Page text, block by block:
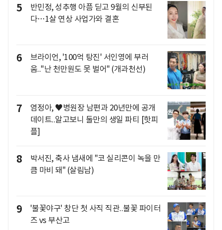
5
반민정, 성추행 아픔 딛고 9월의 신부된
다…1살 연상 사업가와 결혼
6
브라이언, '100억 탕진' 서인영에 부러
움.."난 천만원도 못 벌어" (개과천선)
7
염정아, ♥병원장 남편과 20년만에 공개
데이트..알고보니 둘만의 생일 파티 [핫피
플]
8
박서진, 축사 냄새에 "코 실리콘이 녹을 만
큼 마비 돼" (살림남)
9
'불꽃야구' 창단 첫 사직 직관..불꽃 파이터
즈 vs 부산고